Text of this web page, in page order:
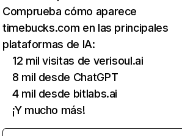
Comprueba cómo aparece
timebucks.com en las principales
plataformas de IA:
12 mil visitas de verisoul.ai
8 mil desde ChatGPT
4 mil desde bitlabs.ai
¡Y mucho más!